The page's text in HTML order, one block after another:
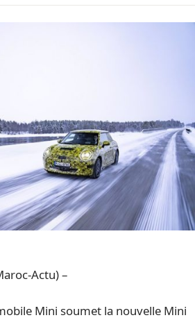
Actu) –
Mini soumet la nouvelle Mini